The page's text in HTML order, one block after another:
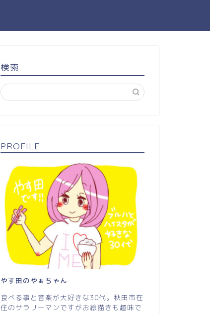
検索
PROFILE
やす田のやぁちゃん
食べる事と音楽が大好きな30代。秋田市在
住のサラリーマンですがお絵描きも趣味で